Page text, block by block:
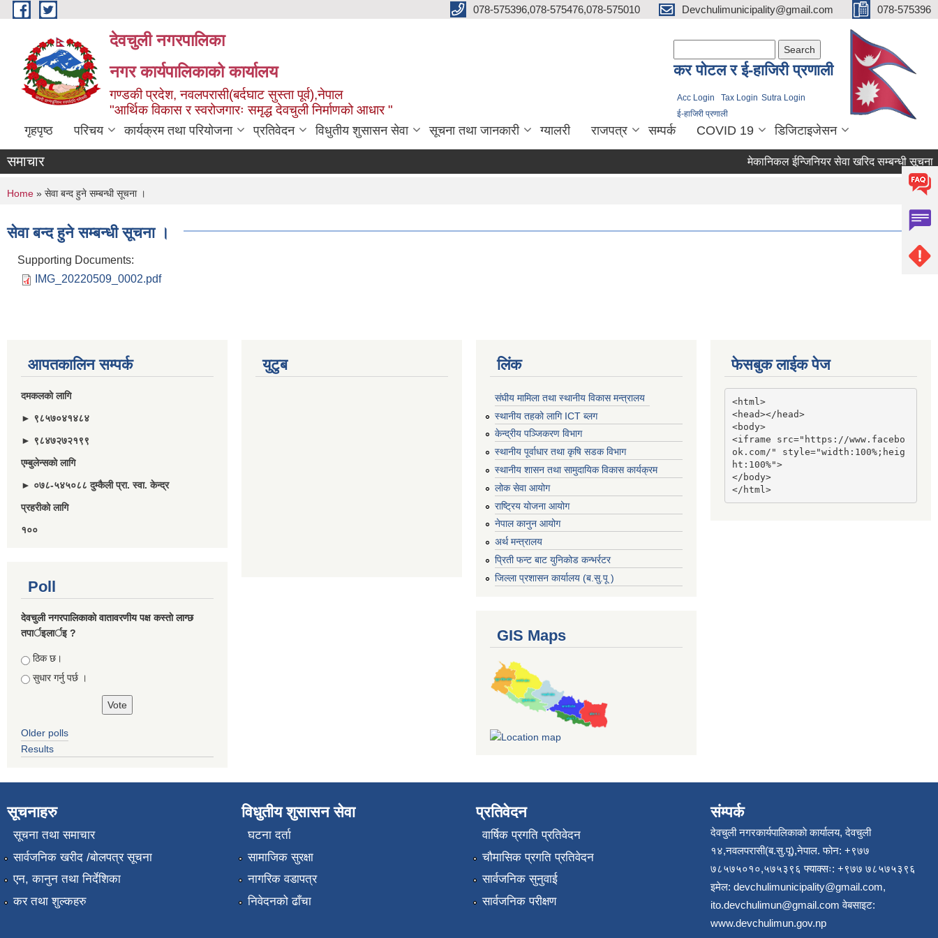
Skip to main content 078-575396,078-575476,078-575010 Devchulimunicipality@gmail.com 078-575396
देवचुली नगरपालिका
नगर कार्यपालिकाको कार्यालय
गण्डकी प्रदेश, नवलपरासी(बर्दघाट सुस्ता पूर्व),नेपाल
"आर्थिक विकास र स्वरोजगारः समृद्ध देवचुली निर्माणको आधार "
कर पाेटल र ई-हाजिरी प्रणाली
Acc Login Tax Login Sutra Login
ई-हाजिरी प्रणाली
गृहपृष्ठ परिचय कार्यक्रम तथा परियोजना प्रतिवेदन विधुतीय शुसासन सेवा सूचना तथा जानकारी ग्यालरी राजपत्र सम्पर्क COVID 19 डिजिटाइजेसन
समाचार मेकानिकल ईन्जिनियर सेवा खरिद सम्बन्धी सूचना ।
You are here
Home » सेवा बन्द हुने सम्बन्धी सूचना ।
सेवा बन्द हुने सम्बन्धी सूचना ।
Supporting Documents:
IMG_20220509_0002.pdf
आपतकालिन सम्पर्क
दमकलकाे लागि
► ९८५७०४१४८४
► ९८४७२७२१९९
एम्बुलेन्सकाे लागि
► ०७८-५४५०८८ दुम्कैली प्रा. स्वा. केन्द्र
प्रहरीकाे लागि
१००
Poll
देवचुली नगरपालिकाकाे वातावरणीय पक्ष कस्ताे लाग्छ
तपार्इलार्इ ?
Choices
ठिक छ।
सुधार गर्नु पर्छ ।
Older polls
Results
युटुब लिंक
संघीय मामिला तथा स्थानीय विकास मन्त्रालय
स्थानीय तहको लागि ICT ब्लग
केन्द्रीय पञ्जिकरण विभाग
स्थानीय पूर्वाधार तथा कृषि सडक विभाग
स्थानीय शासन तथा सामुदायिक विकास कार्यक्रम
लोक सेवा आयोग
राष्ट्रिय योजना आयोग
नेपाल कानुन आयोग
अर्थ मन्त्रालय
प्रिती फन्ट बाट युनिकोड कन्भर्रटर
जिल्ला प्रशासन कार्यालय (ब.सु.पू )
GIS Maps
फेसबुक लाईक पेज
<html>
<head></head>
<body>
<iframe src="https://www.facebo
ok.com/" style="width:100%;heig
ht:100%">
</body>
</html>
सूचनाहरु
सूचना तथा समाचार
सार्वजनिक खरीद /बोलपत्र सूचना
एन, कानुन तथा निर्देशिका
कर तथा शुल्कहरु
विधुतीय शुसासन सेवा
घटना दर्ता
सामाजिक सुरक्षा
नागरिक वडापत्र
निवेदनको ढाँचा
प्रतिवेदन
वार्षिक प्रगति प्रतिवेदन
चौमासिक प्रगति प्रतिवेदन
सार्वजनिक सुनुवाई
सार्वजनिक परीक्षण
संम्पर्क
देवचुली नगरकार्यपालिकाकाे कार्यालय, देवचुली
१४,नवलपरासी(ब.सु.पू),नेपाल. फोन: +९७७
७८५७५०१०,५७५३९६ फ्याक्सः: +९७७ ७८५७५३९६
इमेल: devchulimunicipality@gmail.com,
ito.devchulimun@gmail.com वेबसाइट:
www.devchulimun.gov.np